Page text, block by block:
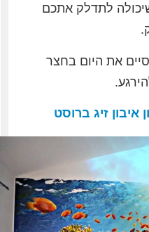
לתדלק אתכם
את היום בחצר
זיג ברוסט